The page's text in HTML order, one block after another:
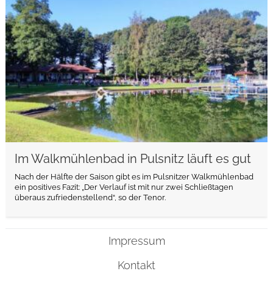
Im Walkmühlenbad in Pulsnitz läuft es gut
Nach der Hälfte der Saison gibt es im Pulsnitzer Walkmühlenbad
ein positives Fazit: „Der Verlauf ist mit nur zwei Schließtagen
überaus zufriedenstellend“, so der Tenor.
Impressum
Kontakt